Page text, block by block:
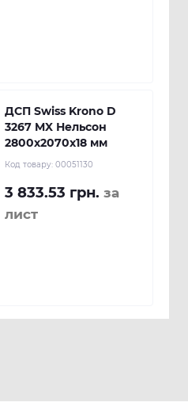
ДСП Swiss Krono D
3267 MX Нельсон
2800х2070х18 мм
Код товару: 00051130
3 833.53 грн. за
лист